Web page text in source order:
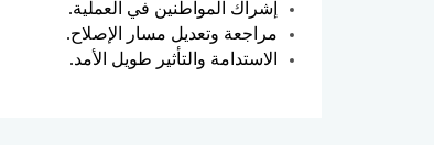
إشراك المواطنين في العملية.
مراجعة وتعديل مسار الإصلاح.
الاستدامة والتأثير طويل الأمد.